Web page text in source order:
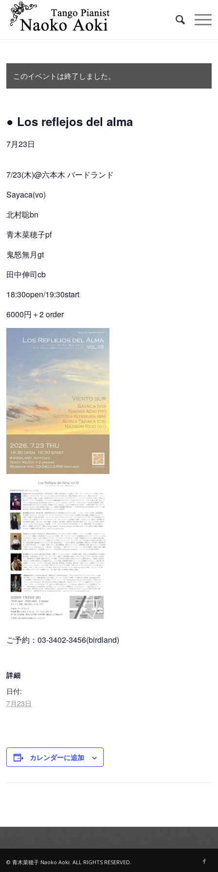
このイベントは終了しました。
● Los reflejos del alma
7月23日
7/23(木)@六本木 バードランド
Sayaca(vo)
北村聡bn
青木菜穂子pf
鬼怒無月gt
田中伸司cb
18:30open/19:30start
6000円＋2 order
ご予約：03-3402-3456(birdland)
詳細
日付:
7月23日
カレンダーに追加
© 青木菜穂子 Naoko Aoki. ALL RIGHTS RESERVED.